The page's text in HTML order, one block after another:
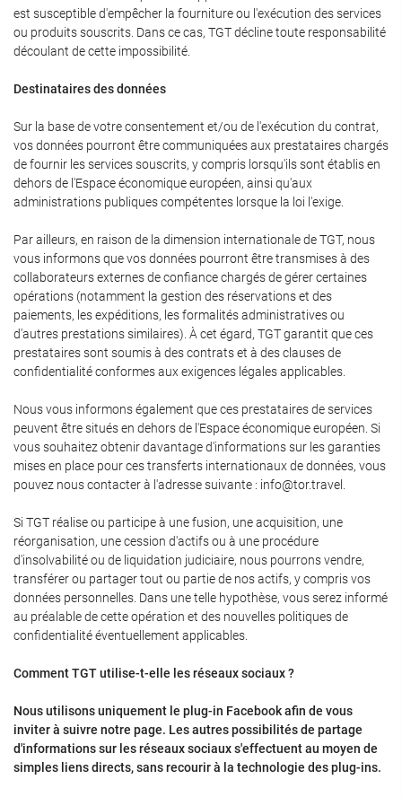
est susceptible d'empêcher la fourniture ou l'exécution des services
ou produits souscrits. Dans ce cas, TGT décline toute responsabilité
découlant de cette impossibilité.
Destinataires des données
Sur la base de votre consentement et/ou de l'exécution du contrat,
vos données pourront être communiquées aux prestataires chargés
de fournir les services souscrits, y compris lorsqu'ils sont établis en
dehors de l'Espace économique européen, ainsi qu'aux
administrations publiques compétentes lorsque la loi l'exige.
Par ailleurs, en raison de la dimension internationale de TGT, nous
vous informons que vos données pourront être transmises à des
collaborateurs externes de confiance chargés de gérer certaines
opérations (notamment la gestion des réservations et des
paiements, les expéditions, les formalités administratives ou
d'autres prestations similaires). À cet égard, TGT garantit que ces
prestataires sont soumis à des contrats et à des clauses de
confidentialité conformes aux exigences légales applicables.
Nous vous informons également que ces prestataires de services
peuvent être situés en dehors de l'Espace économique européen. Si
vous souhaitez obtenir davantage d'informations sur les garanties
mises en place pour ces transferts internationaux de données, vous
pouvez nous contacter à l'adresse suivante : info@tor.travel.
Si TGT réalise ou participe à une fusion, une acquisition, une
réorganisation, une cession d'actifs ou à une procédure
d'insolvabilité ou de liquidation judiciaire, nous pourrons vendre,
transférer ou partager tout ou partie de nos actifs, y compris vos
données personnelles. Dans une telle hypothèse, vous serez informé
au préalable de cette opération et des nouvelles politiques de
confidentialité éventuellement applicables.
Comment TGT utilise-t-elle les réseaux sociaux ?
Nous utilisons uniquement le plug-in Facebook afin de vous
inviter à suivre notre page. Les autres possibilités de partage
d'informations sur les réseaux sociaux s'effectuent au moyen de
simples liens directs, sans recourir à la technologie des plug-ins.